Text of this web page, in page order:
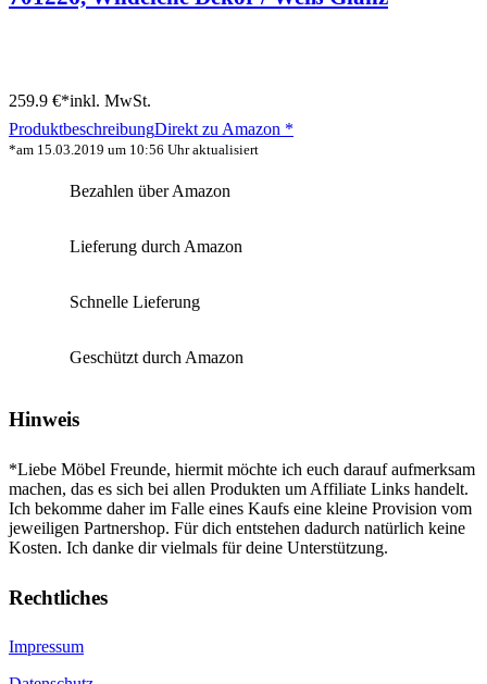
259.9 €*inkl. MwSt.
ProduktbeschreibungDirekt zu Amazon *
*am 15.03.2019 um 10:56 Uhr aktualisiert
Bezahlen über Amazon
Lieferung durch Amazon
Schnelle Lieferung
Geschützt durch Amazon
Hinweis
*Liebe Möbel Freunde, hiermit möchte ich euch darauf aufmerksam
machen, das es sich bei allen Produkten um Affiliate Links handelt.
Ich bekomme daher im Falle eines Kaufs eine kleine Provision vom
jeweiligen Partnershop. Für dich entstehen dadurch natürlich keine
Kosten. Ich danke dir vielmals für deine Unterstützung.
Rechtliches
Impressum